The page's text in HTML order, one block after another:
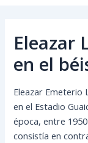
Eleazar
en el
Eleazar Emeterio
en el Estadio
época, entre
consistía en